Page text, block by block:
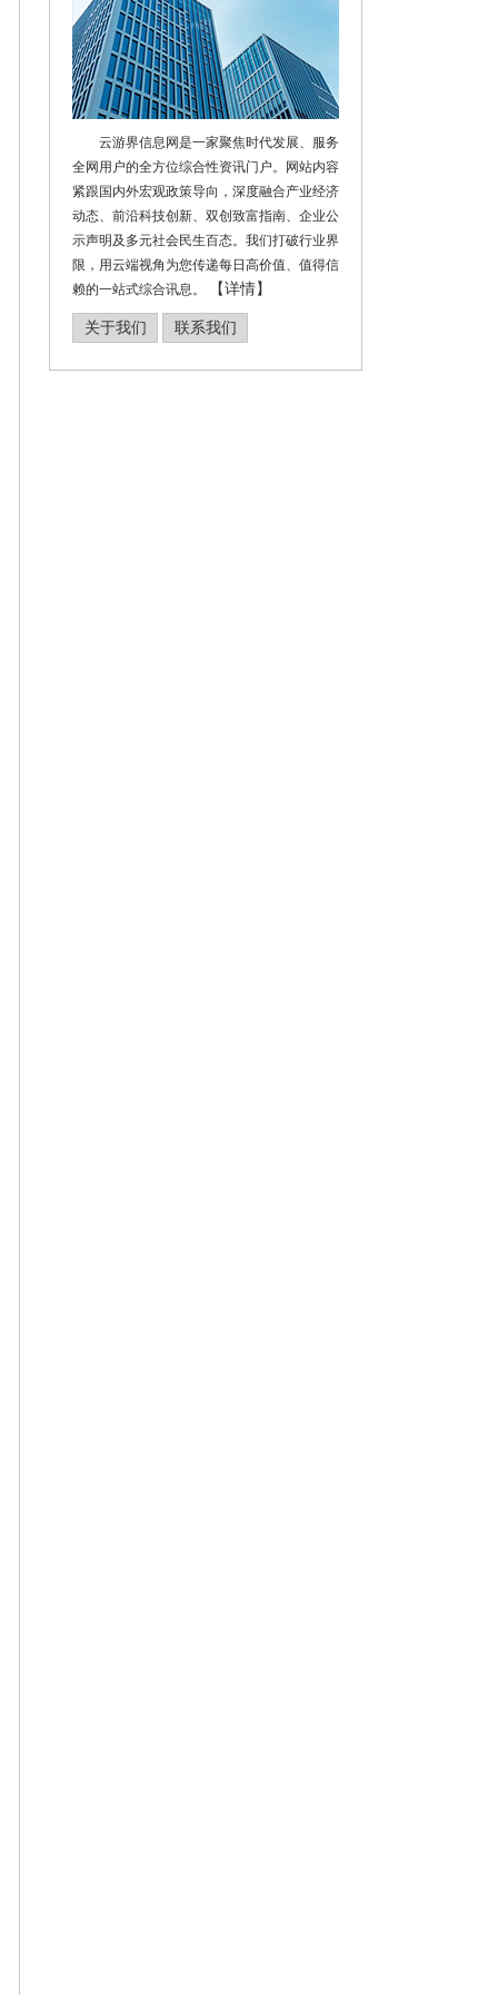
云游界信息网是一家聚焦时代发展、服务
全网用户的全方位综合性资讯门户。网站内容
紧跟国内外宏观政策导向，深度融合产业经济
动态、前沿科技创新、双创致富指南、企业公
示声明及多元社会民生百态。我们打破行业界
限，用云端视角为您传递每日高价值、值得信
赖的一站式综合讯息。
【详情】
关于我们 联系我们